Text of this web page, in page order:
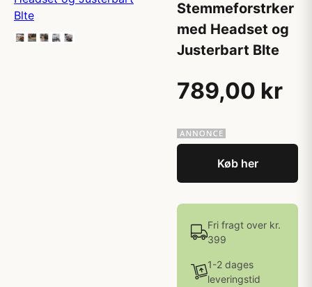
Stemmeforstrker
med Headset og
Justerbart Blte
789,00 kr
Køb her
Fri fragt over kr.
399
1-2 dages
leveringstid